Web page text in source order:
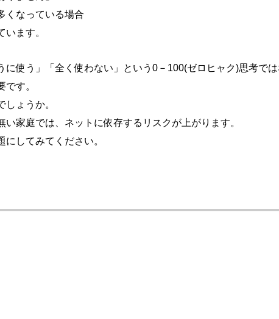
くなっている場合
ます。
使う」「全く使わない」という0－100(ゼロヒャク)思考では
す。
ょうか。
家庭では、ネットに依存するリスクが上がります。
してみてください。